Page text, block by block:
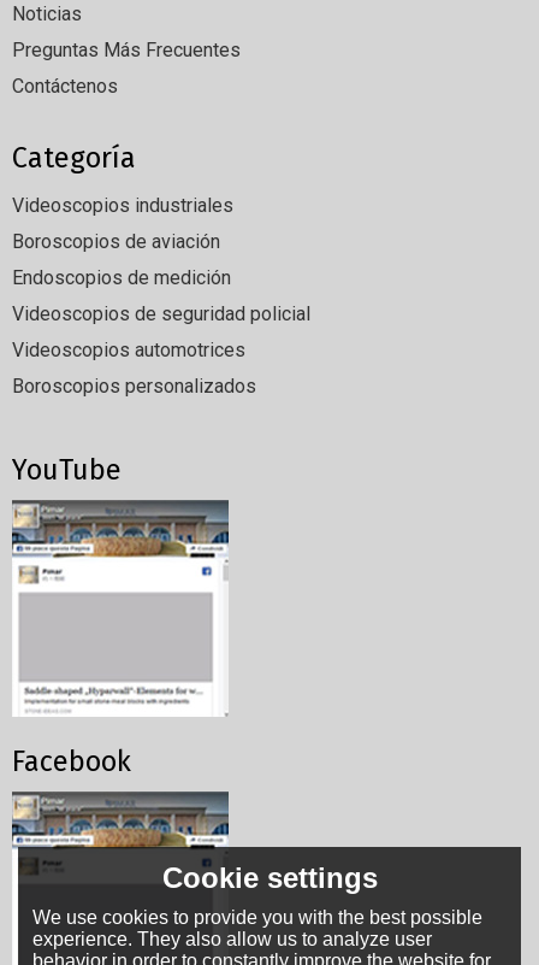
Noticias
Preguntas Más Frecuentes
Contáctenos
Categoría
Videoscopios industriales
Boroscopios de aviación
Endoscopios de medición
Videoscopios de seguridad policial
Videoscopios automotrices
Boroscopios personalizados
YouTube
Facebook
Cookie settings
We use cookies to provide you with the best possible
experience. They also allow us to analyze user
behavior in order to constantly improve the website for